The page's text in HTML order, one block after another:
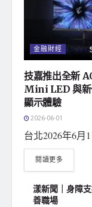
金融財經
技嘉推出全新
Mini LED 與新
顯示體驗
2026-06-01
台北2026年6月
閱讀更多
漾新聞｜身障
善職場